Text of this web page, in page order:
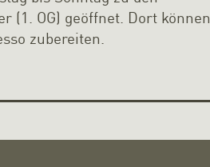
(1. OG) geöffnet. Dort können
zubereiten.